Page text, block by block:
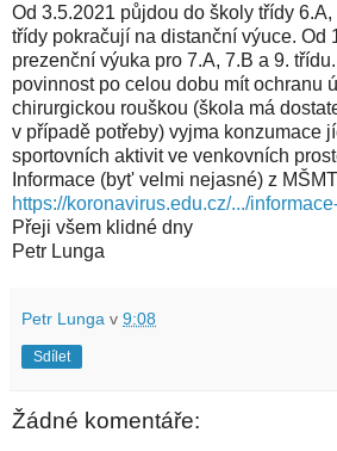
Od 3.5.2021 půjdou do školy třídy
třídy pokračují na distanční výuce. Od
prezenční výuka pro 7.A, 7.B a 9.
povinnost po celou dobu mít ochranu
chirurgickou rouškou (škola má
v případě potřeby) vyjma konzumace
sportovních aktivit ve venkovních
Informace (byt' velmi nejasné) z
https://koronavirus.edu.cz/.../
Přeji všem klidné dny
Petr Lunga
Petr Lunga v 9:08
Sdílet
Žádné komentáře: